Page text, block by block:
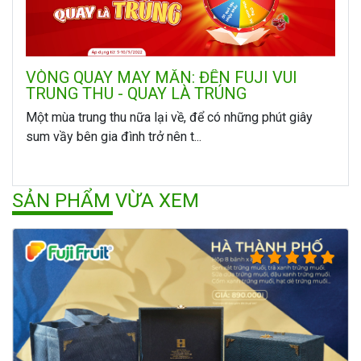
VÒNG QUAY MAY MẮN: ĐẾN FUJI VUI
TRUNG THU - QUAY LÀ TRÚNG
Một mùa trung thu nữa lại về, để có những phút giây
sum vầy bên gia đình trở nên t...
SẢN PHẨM VỪA XEM